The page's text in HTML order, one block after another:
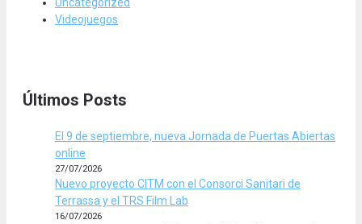
Videojuegos
Últimos Posts
El 9 de septiembre, nueva Jornada de Puertas Abiertas
online
27/07/2026
Nuevo proyecto CITM con el Consorci Sanitari de
Terrassa y el TRS Film Lab
16/07/2026